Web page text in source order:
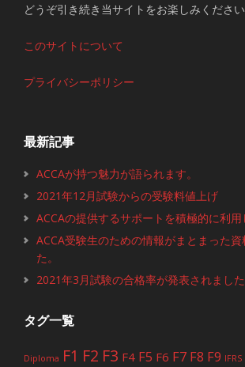
どうぞ引き続き当サイトをお楽しみください
このサイトについて
プライバシーポリシー
最新記事
ACCAが持つ魅力が語られます。
2021年12月試験からの受験料値上げ
ACCAの提供するサポートを積極的に利用
ACCA受験生のための情報がまとまった
た。
2021年3月試験の合格率が発表されました
タグ一覧
Diploma F1 F2 F3 F4 F5 F6 F7 F8 F9 IFRS